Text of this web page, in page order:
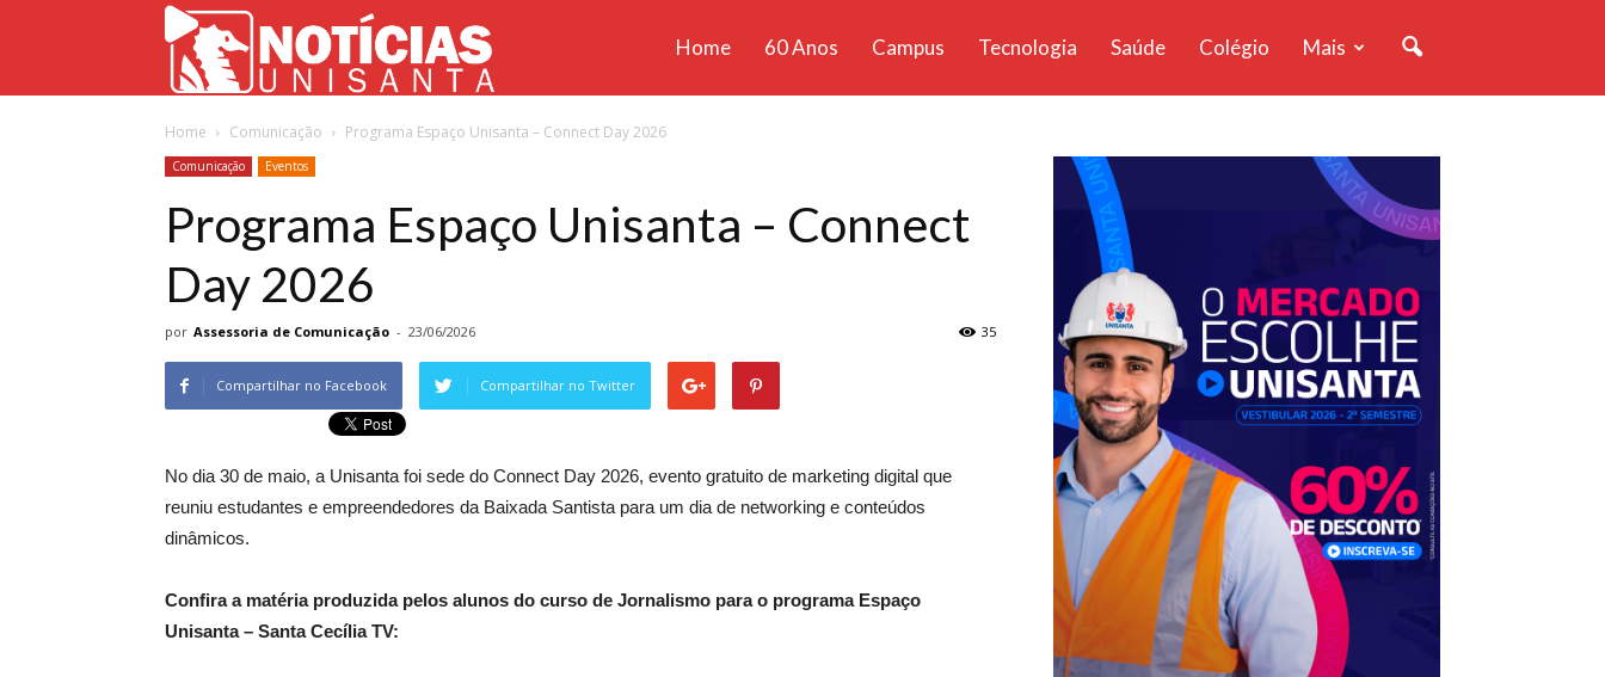
Unisanta
Home 60 Anos Campus Tecnologia Saúde Colégio Mais
Home Comunicação Programa Espaço Unisanta – Connect Day 2026
Comunicação Eventos
Programa Espaço Unisanta – Connect
Day 2026
por Assessoria de Comunicação - 23/06/2026 35
Compartilhar no Facebook Compartilhar no Twitter
No dia 30 de maio, a Unisanta foi sede do Connect Day 2026, evento gratuito de marketing digital que
reuniu estudantes e empreendedores da Baixada Santista para um dia de networking e conteúdos
dinâmicos.
Confira a matéria produzida pelos alunos do curso de Jornalismo para o programa Espaço
Unisanta – Santa Cecília TV: